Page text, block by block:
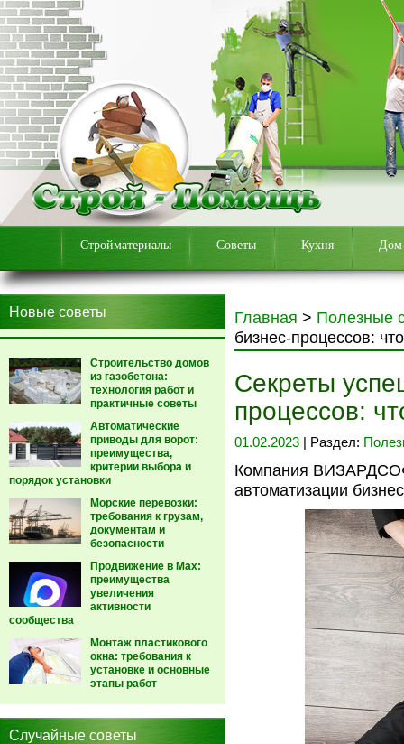
Стройматериалы Советы Кухня Дом
Новые советы
Строительство домов
из газобетона:
технология работ и
практичные советы
Автоматические
приводы для ворот:
преимущества,
критерии выбора и
порядок установки
Морские перевозки:
требования к грузам,
документам и
безопасности
Продвижение в Max:
преимущества
увеличения
активности
сообщества
Монтаж пластикового
окна: требования к
установке и основные
этапы работ
Случайные советы
Главная > Полезные
бизнес-процессов:
Секреты
процессов:
01.02.2023 | Раздел:
Компания
автоматизации